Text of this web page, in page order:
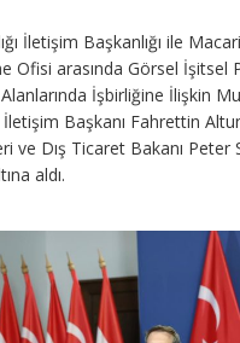
İletişim Başkanlığı ile
Ofisi arasında Görsel İşitsel
İşbirliğine İlişkin
İletişim Başkanı Fahrettin
ve Dış Ticaret Bakanı Peter
aldı.